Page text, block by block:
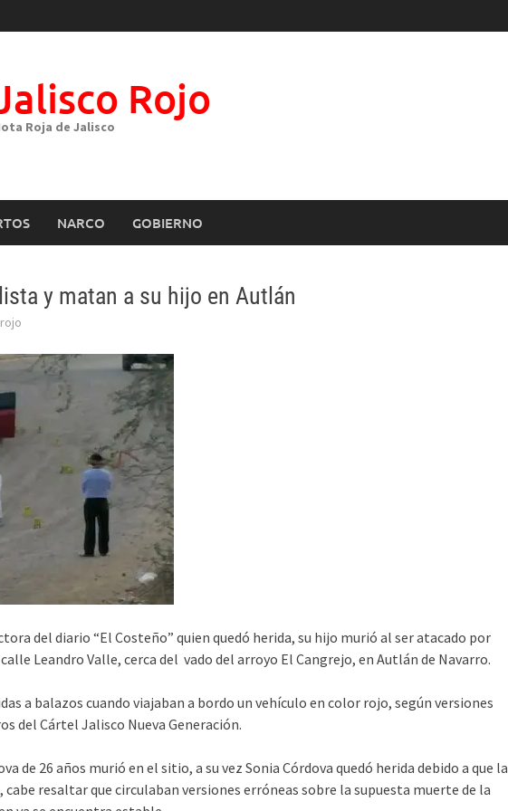
Rojo
Roja de Jalisco
NARCO GOBIERNO
y matan a su hijo en Autlán
del diario “El Costeño” quien quedó herida, su hijo murió al ser atacado por
Leandro Valle, cerca del vado del arroyo El Cangrejo, en Autlán de Navarro.
a balazos cuando viajaban a bordo un vehículo en color rojo, según versiones
del Cártel Jalisco Nueva Generación.
de 26 años murió en el sitio, a su vez Sonia Córdova quedó herida debido a que la
cabe resaltar que circulaban versiones erróneas sobre la supuesta muerte de la